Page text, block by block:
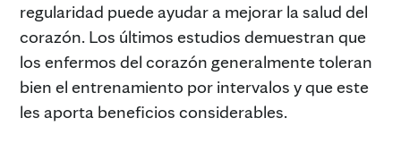
regularidad puede ayudar a mejorar la salud del
corazón. Los últimos estudios demuestran que
los enfermos del corazón generalmente toleran
bien el entrenamiento por intervalos y que este
les aporta beneficios considerables.